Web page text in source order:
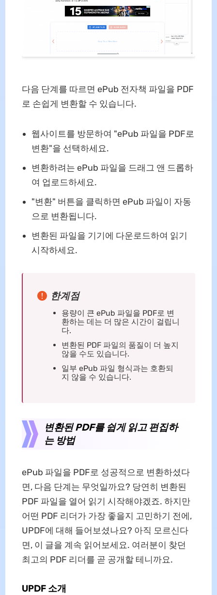
다음 단계를 따르면 ePub 전자책 파일을 PDF
로 손쉽게 변환할 수 있습니다.
웹사이트를 방문하여 "ePub 파일을 PDF로
변환"을 선택하세요.
변환하려는 ePub 파일을 드래그 앤 드롭하
여 업로드하세요.
"변환" 버튼을 클릭하면 ePub 파일이 자동
으로 변환됩니다.
변환된 파일을 기기에 다운로드하여 읽기
시작하세요.
한계점
용량이 큰 ePub 파일을 PDF로 변
환하는 데는 더 많은 시간이 걸립니
다.
변환된 PDF 파일의 품질이 더 높지
않을 수도 있습니다.
일부 ePub 파일 형식과는 호환되
지 않을 수 있습니다.
변환된 PDF를 쉽게 읽고 편집하
는 방법
ePub 파일을 PDF로 성공적으로 변환하셨다
면, 다음 단계는 무엇일까요? 당연히 변환된
PDF 파일을 열어 읽기 시작해야겠죠. 하지만
어떤 PDF 리더가 가장 좋을지 고민하기 전에,
UPDF에 대해 들어보셨나요? 아직 모르신다
면, 이 글을 계속 읽어보세요. 여러분이 찾던
최고의 PDF 리더를 곧 공개할 테니까요.
UPDF 소개